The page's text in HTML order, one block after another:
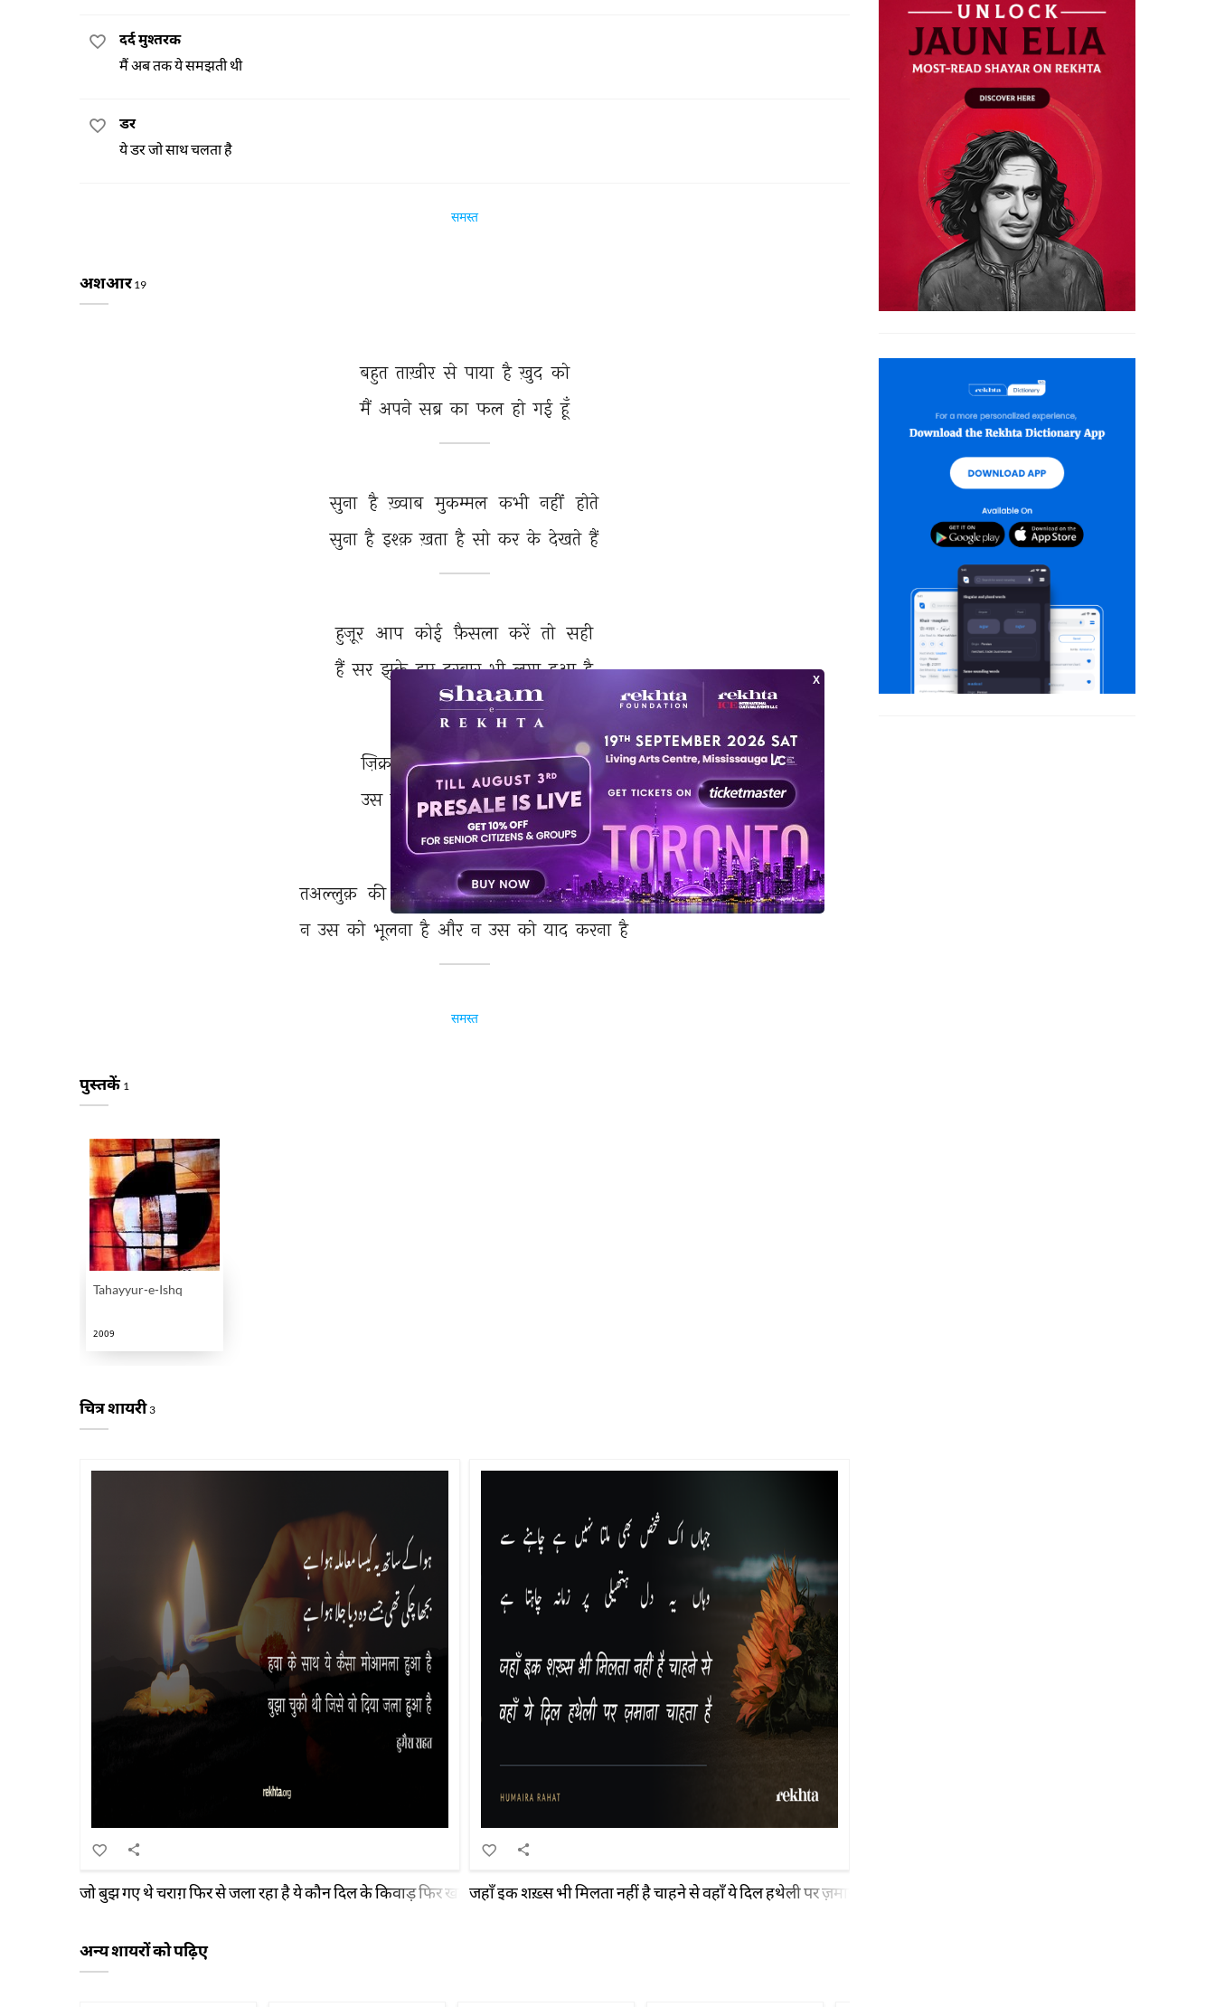
दर्द मुश्तरक
मैं अब तक ये समझती थी
डर
ये डर जो साथ चलता है
समस्त
अशआर19
बहुत ताख़ीर से पाया है ख़ुद को
मैं अपने सब्र का फल हो गई हूँ
सुना है ख़्वाब मुकम्मल कभी नहीं होते
सुना है इश्क़ ख़ता है सो कर के देखते हैं
हुज़ूर आप कोई फ़ैसला करें तो सही
हैं सर झुके हुए दरबार भी लगा हुआ है
ज़िक्र सुनती हूँ उजाले का बहुत
उस से कहना कि मिरे घर आए
तअल्लुक़ की नई इक रस्म अब ईजाद करना है
न उस को भूलना है और न उस को याद करना है
समस्त
पुस्तकें 1
Tahayyur-e-Ishq
2009
चित्र शायरी3
जो बुझ गए थे चराग़ फिर से जला रहा है ये कौन दिल के किवाड़ फिर खटखटा रहा है मुहीब क़हतुर-रिजाल में भी ख़याल तेरा नए मनाज़िर नए शगूफ़े खिला रहा है वो गीत जिस में तिरी कहानी सिमट गई थी
जहाँ इक शख़्स भी मिलता नहीं है चाहने से वहाँ ये दिल हथेली पर ज़माना चाहता है
अन्य शायरों को पढ़िए